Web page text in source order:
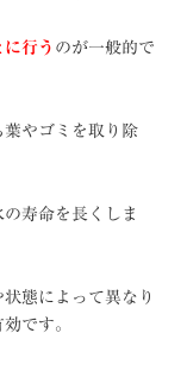
行う のが一般的で
やゴミを取り除
寿命を長くしま
態によって異なり
です。